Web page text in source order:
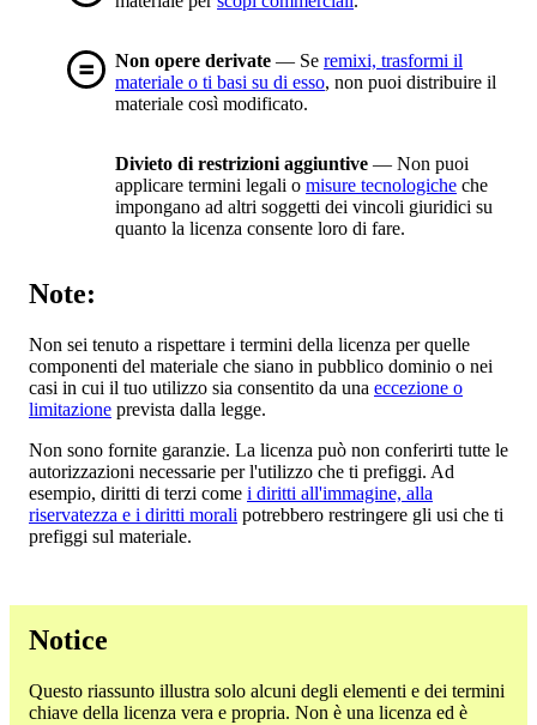
Non opere derivate — Se remixi, trasformi il
materiale o ti basi su di esso, non puoi distribuire il
materiale così modificato.
Divieto di restrizioni aggiuntive — Non puoi
applicare termini legali o misure tecnologiche che
impongano ad altri soggetti dei vincoli giuridici su
quanto la licenza consente loro di fare.
Note:
Non sei tenuto a rispettare i termini della licenza per quelle
componenti del materiale che siano in pubblico dominio o nei
casi in cui il tuo utilizzo sia consentito da una eccezione o
limitazione prevista dalla legge.
Non sono fornite garanzie. La licenza può non conferirti tutte le
autorizzazioni necessarie per l'utilizzo che ti prefiggi. Ad
esempio, diritti di terzi come i diritti all'immagine, alla
riservatezza e i diritti morali potrebbero restringere gli usi che ti
prefiggi sul materiale.
Notice
Questo riassunto illustra solo alcuni degli elementi e dei termini
chiave della licenza vera e propria. Non è una licenza ed è